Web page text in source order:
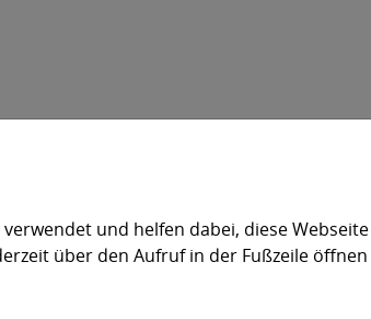
und helfen dabei, diese Webseite
über den Aufruf in der Fußzeile öffnen